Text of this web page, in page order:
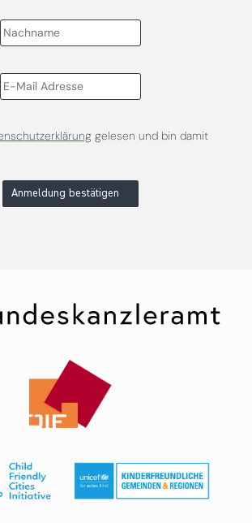
gelesen und bin damit
Anmeldung bestätigen